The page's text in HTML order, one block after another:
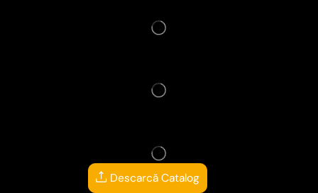
Descarcă Catalog